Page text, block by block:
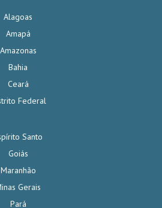
Alagoas
Amapá
Amazonas
Bahia
Ceará
Federal
Santo
Goiás
Maranhão
Gerais
Pará